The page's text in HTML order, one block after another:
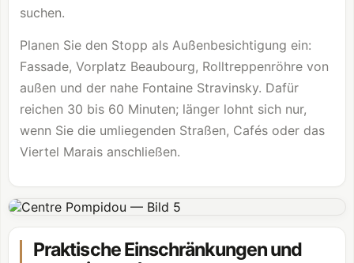
suchen.
Planen Sie den Stopp als Außenbesichtigung ein:
Fassade, Vorplatz Beaubourg, Rolltreppenröhre von
außen und der nahe Fontaine Stravinsky. Dafür
reichen 30 bis 60 Minuten; länger lohnt sich nur,
wenn Sie die umliegenden Straßen, Cafés oder das
Viertel Marais anschließen.
Praktische Einschränkungen und